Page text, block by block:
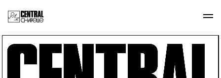
CENTRAL CHAPELLE